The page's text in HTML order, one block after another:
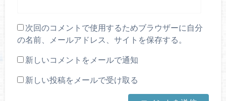
次回のコメントで使用するためブラウザーに自分
の名前、メールアドレス、サイトを保存する。
新しいコメントをメールで通知
新しい投稿をメールで受け取る